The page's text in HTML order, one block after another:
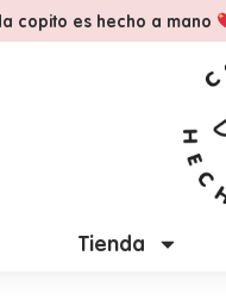
copito es hecho a mano
Tienda